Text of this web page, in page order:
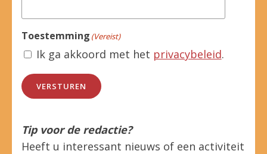
Toestemming (Vereist)
Ik ga akkoord met het privacybeleid.
VERSTUREN
Tip voor de redactie?
Heeft u interessant nieuws of een activiteit